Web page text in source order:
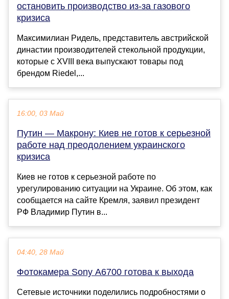
остановить производство из-за газового
кризиса
Максимилиан Ридель, представитель австрийской
династии производителей стекольной продукции,
которые с XVIII века выпускают товары под
брендом Riedel,...
16:00, 03 Май
Путин — Макрону: Киев не готов к серьезной
работе над преодолением украинского
кризиса
Киев не готов к серьезной работе по
урегулированию ситуации на Украине. Об этом, как
сообщается на сайте Кремля, заявил президент
РФ Владимир Путин в...
04:40, 28 Май
Фотокамера Sony A6700 готова к выхода
Сетевые источники поделились подробностями о